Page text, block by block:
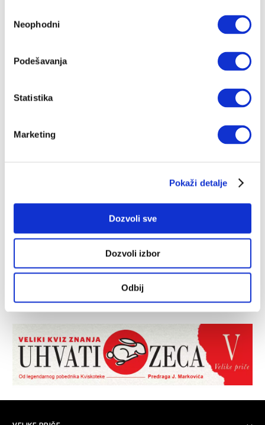
сагласности
Neophodni
Podešavanja
Statistika
Marketing
Pokaži detalje
Dozvoli sve
Dozvoli izbor
Odbij
Zaboravljena lozinka?